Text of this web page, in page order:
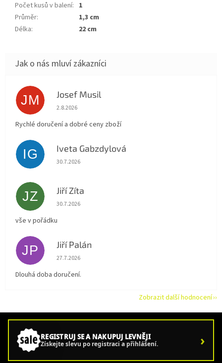
Počet kusů v balení: 1
Průměr:
1,3 cm
Délka: 22 cm
JM Josef Musil
Hodnocení obchodu je 5 z 5 hvězdiček.
2.8.2026
Rychlé doručení a dobré ceny zboží
IG Iveta Gabzdylová
Hodnocení obchodu je 5 z 5 hvězdiček.
30.7.2026
JZ Jiří Zíta
Hodnocení obchodu je 5 z 5 hvězdiček.
30.7.2026
vše v pořádku
JP Jiří Palán
Hodnocení obchodu je 5 z 5 hvězdiček.
27.7.2026
Dlouhá doba doručení.
Zobrazit další hodnocení
REGISTRUJ SE A NAKUPUJ LEVNĚJI
Získejte slevu po registraci a přihlášení. ›